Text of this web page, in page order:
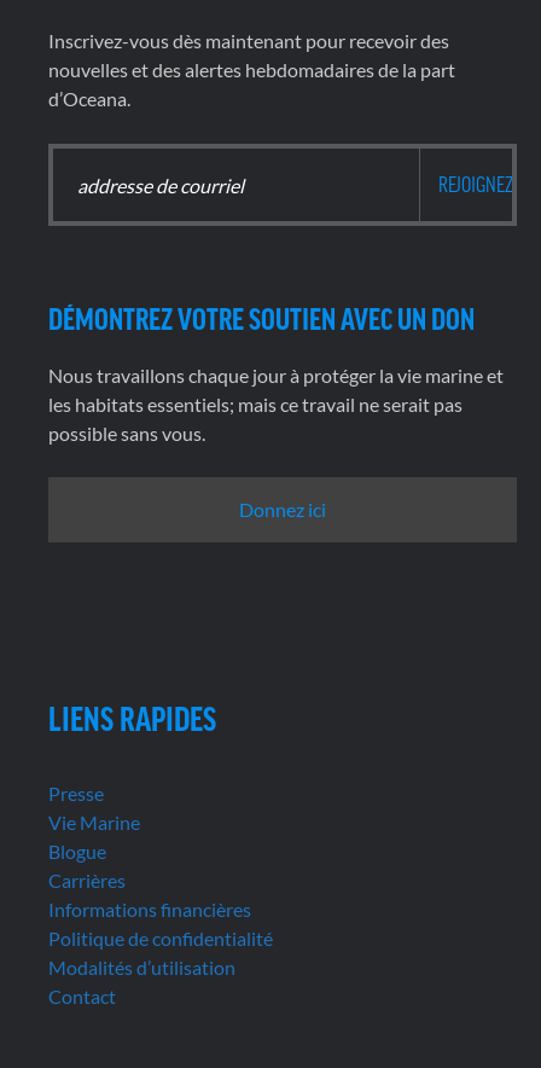
Inscrivez-vous dès maintenant pour recevoir des
nouvelles et des alertes hebdomadaires de la part
d’Oceana.
DÉMONTREZ VOTRE SOUTIEN AVEC UN DON
Nous travaillons chaque jour à protéger la vie marine et
les habitats essentiels; mais ce travail ne serait pas
possible sans vous.
Donnez ici
LIENS RAPIDES
Presse
Vie Marine
Blogue
Carrières
Informations financières
Politique de confidentialité
Modalités d’utilisation
Contact